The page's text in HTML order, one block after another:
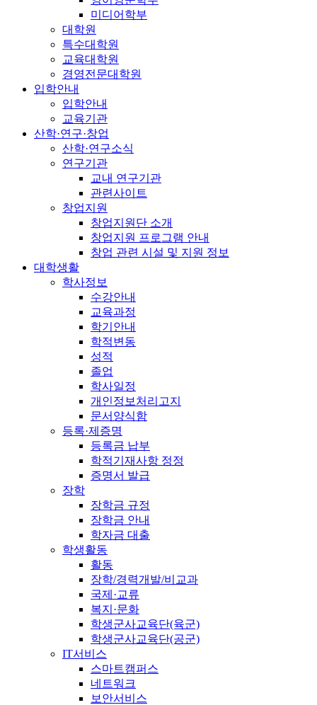
미디어학부
대학원
특수대학원
교육대학원
경영전문대학원
입학안내
입학안내
교육기관
산학·연구·창업
산학·연구소식
연구기관
교내 연구기관
관련사이트
창업지원
창업지원단 소개
창업지원 프로그램 안내
창업 관련 시설 및 지원 정보
대학생활
학사정보
수강안내
교육과정
학기안내
학적변동
성적
졸업
학사일정
개인정보처리고지
문서양식함
등록·제증명
등록금 납부
학적기재사항 정정
증명서 발급
장학
장학금 규정
장학금 안내
학자금 대출
학생활동
활동
장학/경력개발/비교과
국제·교류
복지·문화
학생군사교육단(육군)
학생군사교육단(공군)
IT서비스
스마트캠퍼스
네트워크
보안서비스